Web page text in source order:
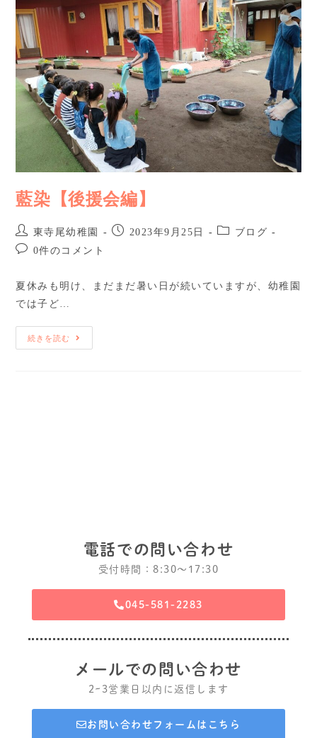
藍染【後援会編】
東寺尾幼稚園 2023年9月25日
ブログ
0件のコメント
夏休みも明け、まだまだ暑い日が続いていますが、幼稚園
では子ど…
続きを読む
電話での問い合わせ
受付時間：8:30〜17:30
045-581-2283
メールでの問い合わせ
2~3営業日以内に返信します
お問い合わせフォームはこちら